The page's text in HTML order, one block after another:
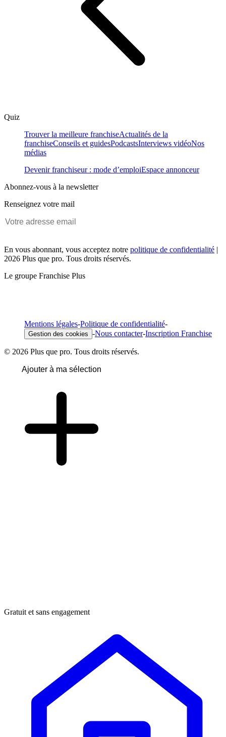
Quiz
Trouver la meilleure franchiseActualités de la
franchiseConseils et guidesPodcastsInterviews vidéoNos
médias
Devenir franchiseur : mode d’emploiEspace annonceur
Abonnez-vous à la newsletter
Renseignez votre mail
En vous abonnant, vous acceptez notre politique de confidentialité |
2026 Plus que pro. Tous droits réservés.
Le groupe Franchise Plus
Mentions légales-Politique de confidentialité-
Gestion des cookies -Nous contacter-Inscription Franchise
© 2026 Plus que pro. Tous droits réservés.
Ajouter à ma sélection
Gratuit et sans engagement